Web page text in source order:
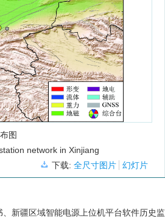
图
network in Xinjiang
下载:全尺寸图片 幻灯片
新疆区域智能电源上位机平台软件历史监